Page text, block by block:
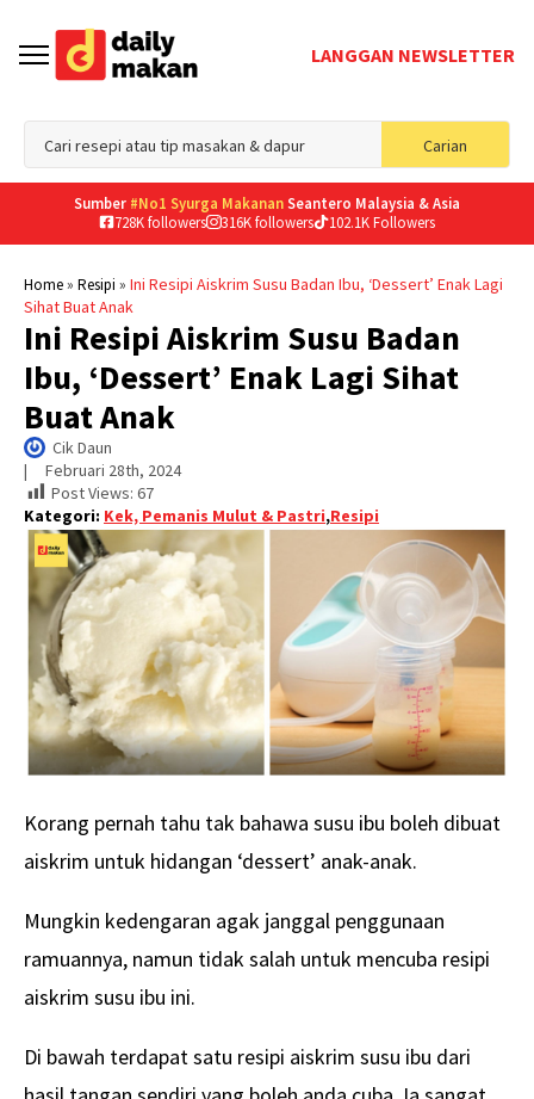
LANGGAN NEWSLETTER
Carian
for:
Sumber #No1 Syurga MakananSeantero Malaysia & Asia
728K followers
316K followers 102.1K Followers
Home» Resipi » Ini Resipi Aiskrim Susu Badan Ibu, ‘Dessert’ Enak Lagi
Sihat Buat Anak
Ini Resipi Aiskrim Susu Badan
Ibu, ‘Dessert’ Enak Lagi Sihat
Buat Anak
Cik Daun
| Februari 28th, 2024
Post Views: 67
Kategori: Kek, Pemanis Mulut & Pastri,Resipi
Korang pernah tahu tak bahawa susu ibu boleh dibuat
aiskrim untuk hidangan ‘dessert’ anak-anak.
Mungkin kedengaran agak janggal penggunaan
ramuannya, namun tidak salah untuk mencuba resipi
aiskrim susu ibu ini.
Di bawah terdapat satu resipi aiskrim susu ibu dari